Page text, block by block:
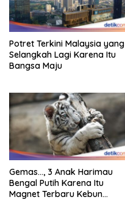
Potret Terkini Malaysia yang
Selangkah Lagi Karena Itu
Bangsa Maju
Gemas…, 3 Anak Harimau
Bengal Putih Karena Itu
Magnet Terbaru Kebun